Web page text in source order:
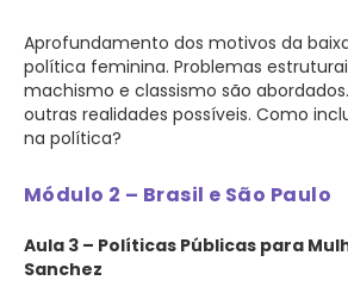
Aprofundamento dos motivos da
política feminina. Problemas
machismo e classismo são
outras realidades possíveis. Como
na política?
Módulo 2 – Brasil e São Paulo
Aula 3 – Políticas Públicas para
Sanchez